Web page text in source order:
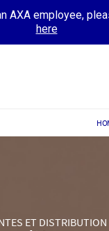
AXA employee,
here
ET DISTRIBUTION